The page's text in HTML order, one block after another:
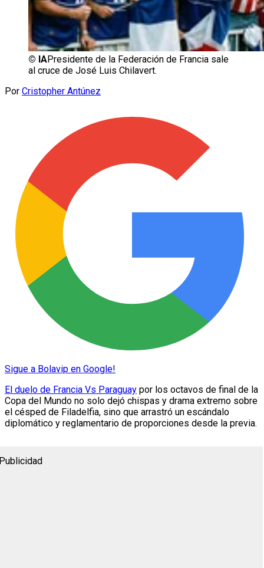
© IAPresidente de la Federación de Francia sale
al cruce de José Luis Chilavert.
Por Cristopher Antúnez
Sigue a Bolavip en Google!
El duelo de Francia Vs Paraguay por los octavos de final de la
Copa del Mundo no solo dejó chispas y drama extremo sobre
el césped de Filadelfia, sino que arrastró un escándalo
diplomático y reglamentario de proporciones desde la previa.